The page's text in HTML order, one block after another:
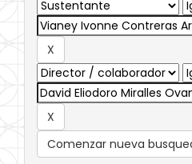
Comenzar nueva